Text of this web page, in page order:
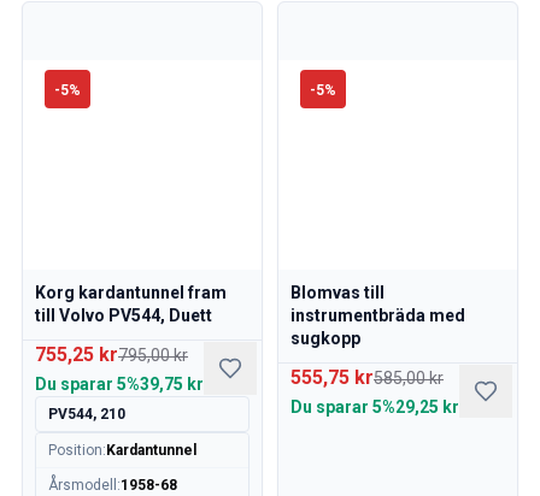
Motor
Fälgar & Däck
Kylsystem
Inredning
Sprangskisser (Förhandsvisning)
Volvo PV/Duett Sprangskisser
Volvo Amazon Sprängskisser
Volvo 1800 sprängskisser
Volvo 140 Sprängskisser
Volvo 164 Sprängskisser
-5%
Korg kardantunnel fram
till Volvo PV544, Duett
755,25 kr795,00 kr
Du sparar 5%39,75 kr
PV544, 210
Position: Kardantunnel
Årsmodell :1958-68
-5%
Blomvas till
instrumentbräda med
sugkopp
555,75 kr585,00 kr
Du sparar 5%29,25 kr